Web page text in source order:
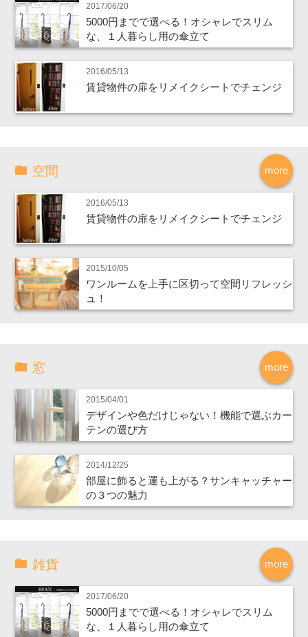
2017/06/20
5000円までで選べる！オシャレでスリム
な、１人暮らし用の傘立て
2016/05/13
賃貸物件の扉をリメイクシートでチェンジ
more
空間
2016/05/13
賃貸物件の扉をリメイクシートでチェンジ
2015/10/05
ワンルームを上手に区切って空間リフレッシ
ュ！
more
窓
2015/04/01
デザインや色だけじゃない！機能で選ぶカー
テンの選び方
2014/12/25
部屋に飾ると運も上がる？サンキャッチャー
の３つの魅力
more
雑貨
2017/06/20
5000円までで選べる！オシャレでスリム
な、１人暮らし用の傘立て